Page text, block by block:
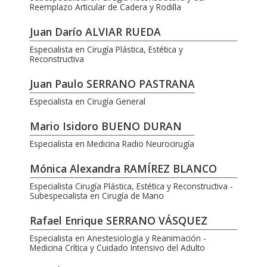
Reemplazo Articular de Cadera y Rodilla
Juan Darío ALVIAR RUEDA
Especialista en Cirugía Plástica, Estética y
Reconstructiva
Juan Paulo SERRANO PASTRANA
Especialista en Cirugía General
Mario Isidoro BUENO DURAN
Especialista en Medicina Radio Neurocirugía
Mónica Alexandra RAMÍREZ BLANCO
Especialista Cirugía Plástica, Estética y Reconstructiva -
Subespecialista en Cirugía de Mano
Rafael Enrique SERRANO VÁSQUEZ
Especialista en Anestesiología y Reanimación -
Medicina Crítica y Cuidado Intensivo del Adulto